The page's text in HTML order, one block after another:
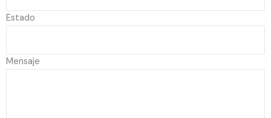
Estado
Mensaje